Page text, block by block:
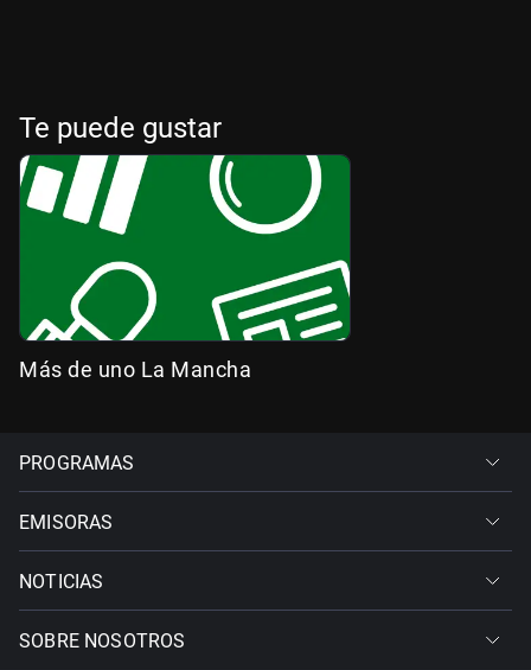
Te puede gustar
Más de uno La Mancha
PROGRAMAS
EMISORAS
NOTICIAS
SOBRE NOSOTROS